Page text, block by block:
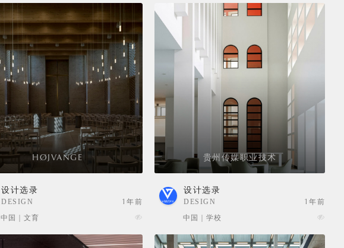
HØJVANGE
设计选录
DESIGN
1年前
中国 | 文育
贵州传媒职业技术
设计选录
DESIGN
1年前
中国 | 学校